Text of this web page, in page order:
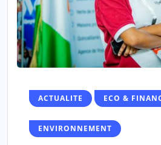
ACTUALITE ECO &
ENVIRONNEMENT